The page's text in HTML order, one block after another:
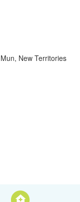
New Territories